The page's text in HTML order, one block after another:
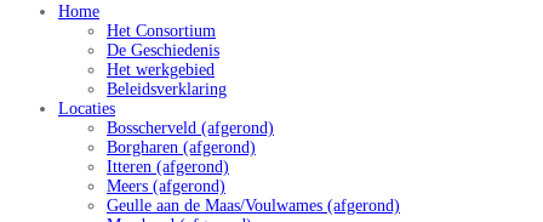
Home
Het Consortium
De Geschiedenis
Het werkgebied
Beleidsverklaring
Locaties
Bosscherveld (afgerond)
Borgharen (afgerond)
Itteren (afgerond)
Meers (afgerond)
Geulle aan de Maas/Voulwames (afgerond)